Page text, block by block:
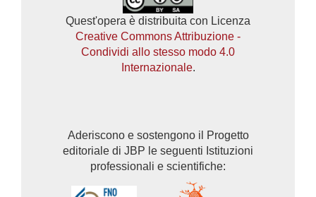
Quest'opera è distribuita con Licenza
Creative Commons Attribuzione -
Condividi allo stesso modo 4.0
Internazionale.
Aderiscono e sostengono il Progetto
editoriale di JBP le seguenti Istituzioni
professionali e scientifiche: